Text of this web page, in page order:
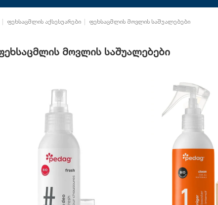
ფეხსაცმლის აქსესუარები ფეხსაცმლის მოვლის საშუალებები
მოვლის საშუალებები